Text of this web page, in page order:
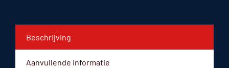
Beschrijving
Aanvullende informatie